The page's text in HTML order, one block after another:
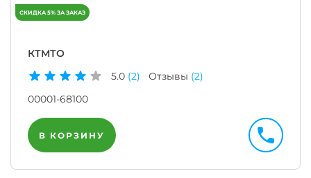
КТМТО
5.0 (2) Отзывы (2)
00001-68100
В КОРЗИНУ